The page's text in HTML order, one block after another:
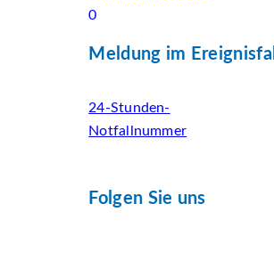
0
Meldung im Ereignisfall
24-Stunden-
Notfallnummer
Folgen Sie uns